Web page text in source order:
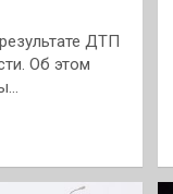
ДТП
Об этом